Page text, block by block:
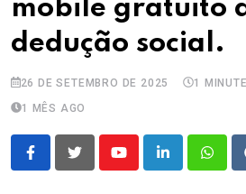
mobile gratuito
dedução social.
26 DE SETEMBRO DE 2025 1
1 MÊS AGO
YoutubeLinkedIn